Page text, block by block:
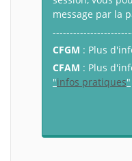
message par la
CFGM : Plus
CFAM : Plus
"infos pratiques"